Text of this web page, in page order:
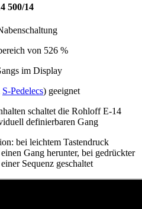
500/14
von 526 %
im Display
S-Pedelecs) geeignet
schaltet die Rohloff E-14
definierbaren Gang
bei leichtem Tastendruck
Gang herunter, bei gedrückter
Sequenz geschaltet